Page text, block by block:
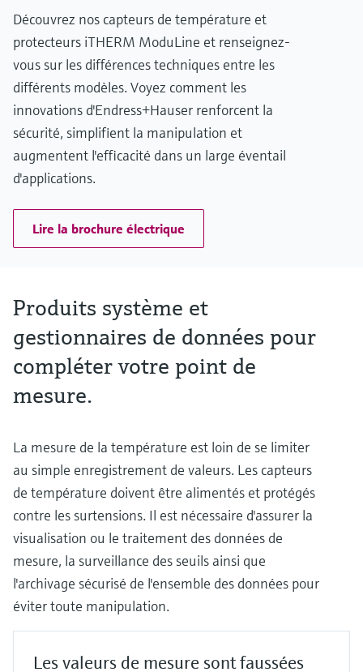
Découvrez nos capteurs de température et
protecteurs iTHERM ModuLine et renseignez-
vous sur les différences techniques entre les
différents modèles. Voyez comment les
innovations d'Endress+Hauser renforcent la
sécurité, simplifient la manipulation et
augmentent l'efficacité dans un large éventail
d'applications.
Lire la brochure électrique
Produits système et
gestionnaires de données pour
compléter votre point de
mesure.
La mesure de la température est loin de se limiter
au simple enregistrement de valeurs. Les capteurs
de température doivent être alimentés et protégés
contre les surtensions. Il est nécessaire d'assurer la
visualisation ou le traitement des données de
mesure, la surveillance des seuils ainsi que
l'archivage sécurisé de l'ensemble des données pour
éviter toute manipulation.
Les valeurs de mesure sont faussées